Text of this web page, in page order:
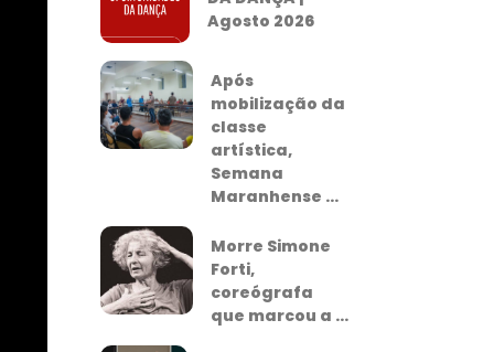
Agosto 2026
Após
mobilização da
classe
artística,
Semana
Maranhense ...
Morre Simone
Forti,
coreógrafa
que marcou a ...